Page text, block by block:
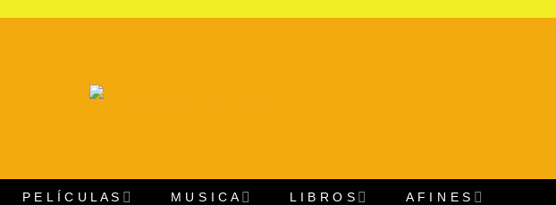
P E L Í C U L A S M U S I C A L I B R O S A F I N E S